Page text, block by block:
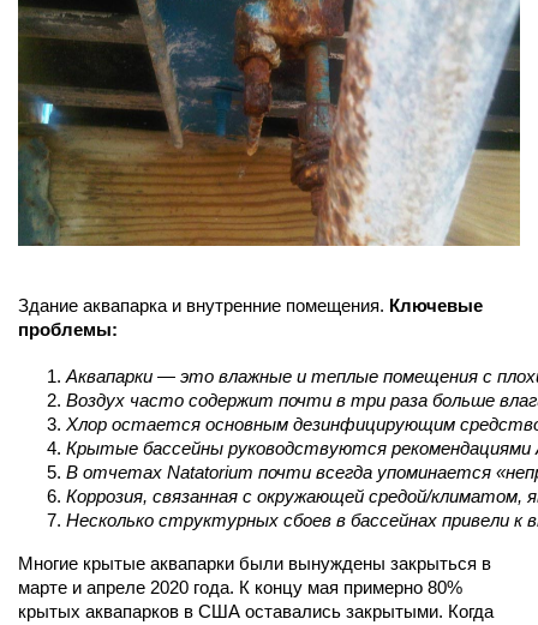
Здание аквапарка и внутренние помещения. Ключевые
проблемы:
Аквапарки — это влажные и теплые помещения с
Воздух часто содержит почти в три раза больше
Хлор остается основным дезинфицирующим
Крытые бассейны руководствуются рекомендациями
В отчетах Natatorium почти всегда упоминается
Коррозия, связанная с окружающей средой/
Несколько структурных сбоев в бассейнах привели
Многие крытые аквапарки были вынуждены закрыться в
марте и апреле 2020 года. К концу мая примерно 80%
крытых аквапарков в США оставались закрытыми. Когда